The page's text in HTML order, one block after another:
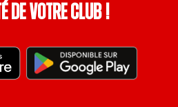
de votre club !